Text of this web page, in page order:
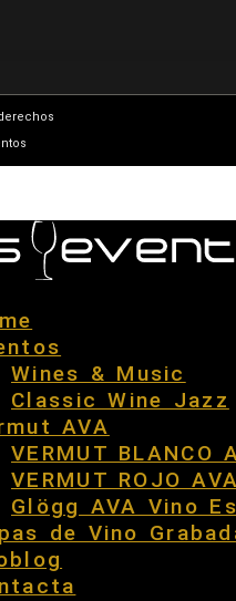
Wines & Music
Classic Wine Jazz
AVA
VERMUT BLANCO
VERMUT ROJO AVA
Glögg AVA Vino
de Vino